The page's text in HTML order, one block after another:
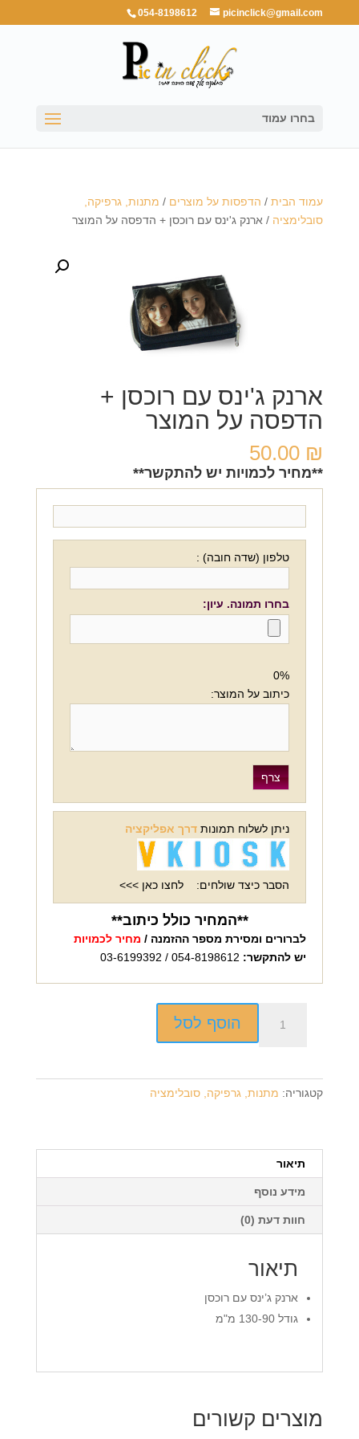
054-8198612 picinclick@gmail.com
בחרו עמוד
עמוד הבית/ הדפסות על מוצרים / מתנות, גרפיקה,
סובלימציה / ארנק ג'ינס עם רוכסן + הדפסה על המוצר
ארנק ג'ינס עם רוכסן +
הדפסה על המוצר
50.00 ₪
**מחיר לכמויות יש להתקשר**
טלפון (שדה חובה) :
בחרו תמונה. עיון:
0%
כיתוב על המוצר:
ניתן לשלוח תמונות דרך אפליקציה
הסבר כיצד שולחים: לחצו כאן >>>
**המחיר כולל כיתוב**
לברורים ומסירת מספר ההזמנה / מחיר לכמויות
יש להתקשר:
על
המוצר
הוסף לסל
קטגוריה: מתנות, גרפיקה, סובלימציה
תיאור
מידע נוסף
חוות דעת (0)
תיאור
ארנק ג’ינס עם רוכסן
גודל 130-90 מ"מ
מוצרים קשורים